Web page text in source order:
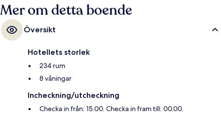
Mer om detta boende
Översikt
Hotellets storlek
234 rum
8 våningar
Incheckning/utcheckning
Checka in från: 15.00. Checka in fram till: 00.00.